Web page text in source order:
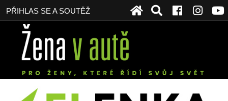
PŘIHLAS SE A SOUTĚŽ